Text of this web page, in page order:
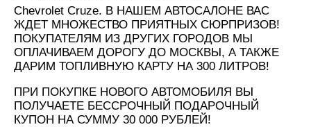
Chevrolet Cruze. В НАШЕМ АВТОСАЛОНЕ ВАС
ЖДЕТ МНОЖЕСТВО ПРИЯТНЫХ СЮРПРИЗОВ!
ПОКУПАТЕЛЯМ ИЗ ДРУГИХ ГОРОДОВ МЫ
ОПЛАЧИВАЕМ ДОРОГУ ДО МОСКВЫ, А ТАКЖЕ
ДАРИМ ТОПЛИВНУЮ КАРТУ НА 300 ЛИТРОВ!
ПРИ ПОКУПКЕ НОВОГО АВТОМОБИЛЯ ВЫ
ПОЛУЧАЕТЕ БЕССРОЧНЫЙ ПОДАРОЧНЫЙ
КУПОН НА СУММУ 30 000 РУБЛЕЙ!